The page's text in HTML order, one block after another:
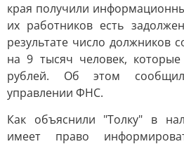
края получили
их работников есть
результате число должников
на 9 тысяч человек,
рублей. Об этом
управлении ФНС.
Как объяснили "Толку" в
имеет право